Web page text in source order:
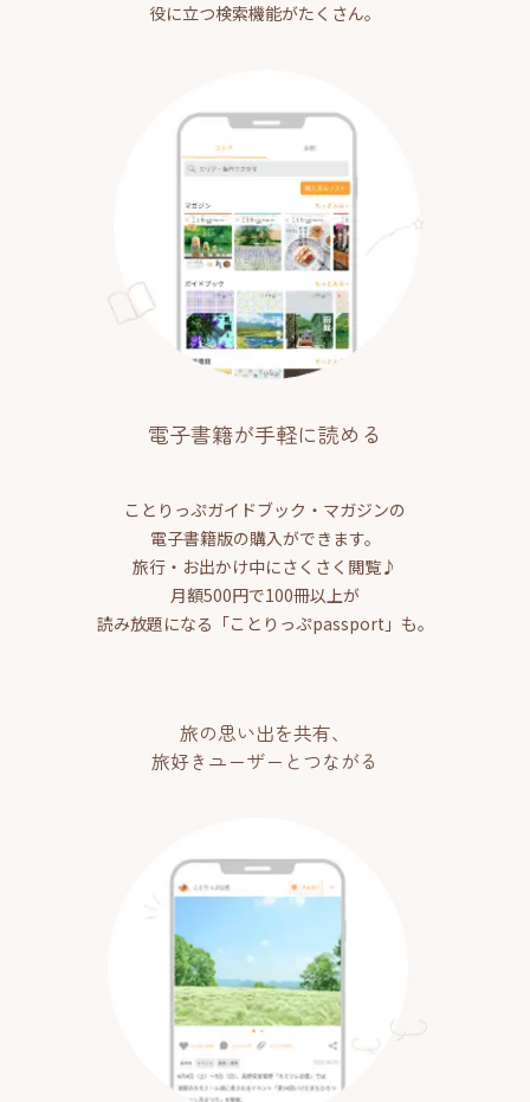
役に立つ検索機能がたくさん。
電子書籍が手軽に読める
ことりっぷガイドブック・マガジンの
電子書籍版の購入ができます。
旅行・お出かけ中にさくさく閲覧♪
月額500円で100冊以上が
読み放題になる「ことりっぷpassport」も。
旅の思い出を共有、
旅好きユーザーとつながる